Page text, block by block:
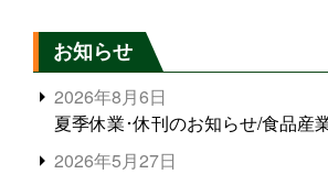
お知らせ
2026年8月6日
夏季休業･休刊のお知らせ/食品産
2026年5月27日